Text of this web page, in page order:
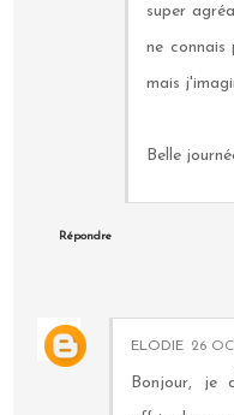
super
ne connais
mais
Belle
Répondre
ELODIE 26
Bonjour, je